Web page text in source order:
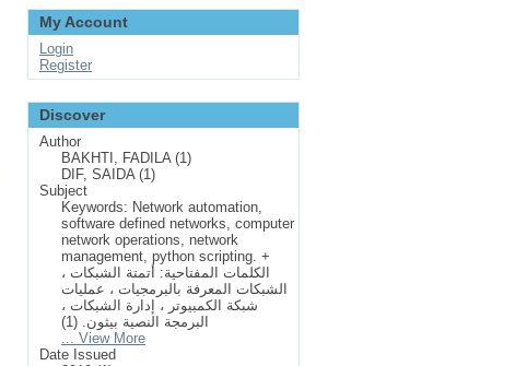
My Account
Login
Register
Discover
Author
BAKHTI, FADILA (1)
DIF, SAIDA (1)
Subject
Keywords: Network automation,
software defined networks, computer
network operations, network
management, python scripting. +
الكلمات المفتاحية: أتمتة الشبكات ،
الشبكات المعرفة بالبرمجيات ، عمليات
شبكة الكمبيوتر ، إدارة الشبكات ،
البرمجة النصية بيثون. (1)
... View More
Date Issued